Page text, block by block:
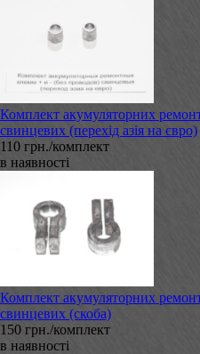
Комплект акумуляторних
свинцевих (перехід азія на євро)
110 грн./комплект
в наявності
Комплект акумуляторних
свинцевих (скоба)
150 грн./комплект
в наявності